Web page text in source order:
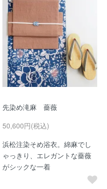
先染め滝麻 薔薇
50,600円(税込)
浜松注染そめ浴衣。綿麻でし
ゃっきり、エレガントな薔薇
がシックな一着